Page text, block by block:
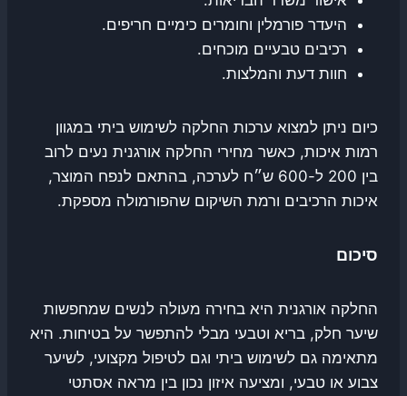
היעדר פורמלין וחומרים כימיים חריפים.
רכיבים טבעיים מוכחים.
חוות דעת והמלצות.
כיום ניתן למצוא ערכות החלקה לשימוש ביתי במגוון
רמות איכות, כאשר מחירי החלקה אורגנית נעים לרוב
בין 200 ל-600 ש״ח לערכה, בהתאם לנפח המוצר,
איכות הרכיבים ורמת השיקום שהפורמולה מספקת.
סיכום
החלקה אורגנית היא בחירה מעולה לנשים שמחפשות
שיער חלק, בריא וטבעי מבלי להתפשר על בטיחות. היא
מתאימה גם לשימוש ביתי וגם לטיפול מקצועי, לשיער
צבוע או טבעי, ומציעה איזון נכון בין מראה אסתטי